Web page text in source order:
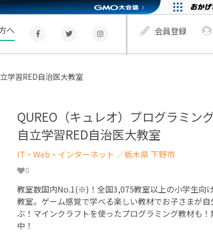
へ 会員登録
学習RED自治医大教室
QUREO（キュレオ）プログラミン
自立学習RED自治医大教室
IT・Web・インターネット ／栃木県 下野市
0
教室数国内No.1(※)！全国3,075教室以上の小学生向
教室。ゲーム感覚で学べる楽しい教材でお子さまが
ぶ！マインクラフトを使ったプログラミング教材も
中！